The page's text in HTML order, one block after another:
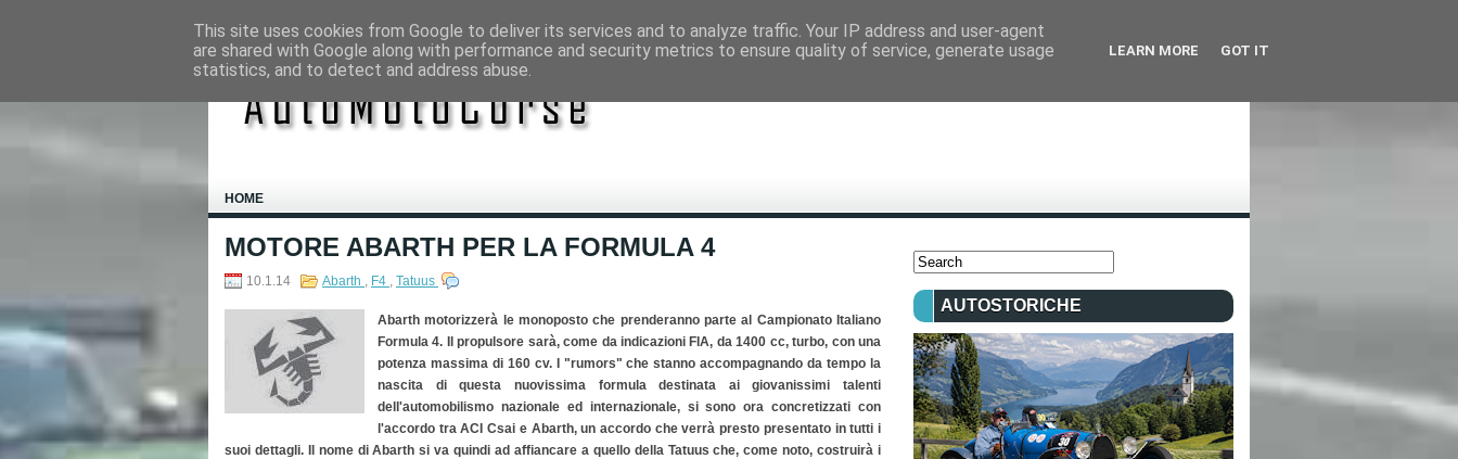
HOME
MOTORE ABARTH PER LA FORMULA 4
10.1.14 Abarth , F4 , Tatuus
Abarth motorizzerà le monoposto che prenderanno parte al Campionato Italiano
Formula 4. Il propulsore sarà, come da indicazioni FIA, da 1400 cc, turbo, con una
potenza massima di 160 cv.
I "rumors" che stanno accompagnando da tempo la
nascita di questa nuovissima formula destinata ai giovanissimi talenti
dell'automobilismo nazionale ed internazionale, si sono ora concretizzati con
l'accordo tra ACI Csai e Abarth, un accordo che verrà presto presentato in tutti i
suoi dettagli.
Il nome di Abarth si va quindi ad affiancare a quello della Tatuus che, come noto, costruirà i
AUTOSTORICHE
This site uses cookies from Google to deliver its services and to analyze traffic. Your IP address and user-agent
are shared with Google along with performance and security metrics to ensure quality of service, generate usage
statistics, and to detect and address abuse.
LEARN MORE GOT IT